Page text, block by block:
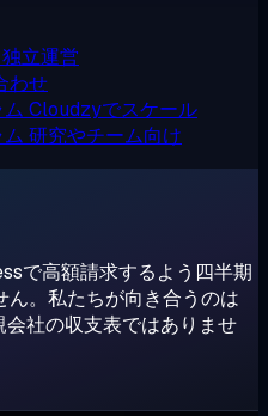
立運営
わせ
Cloudzyでスケール
研究やチーム向け
で高額請求するよう四半期
ん。私たちが向き合うのは
社の収支表ではありませ